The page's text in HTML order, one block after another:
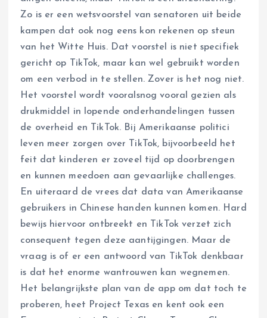
Zo is er een wetsvoorstel van senatoren uit beide
kampen dat ook nog eens kon rekenen op steun
van het Witte Huis. Dat voorstel is niet specifiek
gericht op TikTok, maar kan wel gebruikt worden
om een verbod in te stellen. Zover is het nog niet.
Het voorstel wordt vooralsnog vooral gezien als
drukmiddel in lopende onderhandelingen tussen
de overheid en TikTok. Bij Amerikaanse politici
leven meer zorgen over TikTok, bijvoorbeeld het
feit dat kinderen er zoveel tijd op doorbrengen
en kunnen meedoen aan gevaarlijke challenges.
En uiteraard de vrees dat data van Amerikaanse
gebruikers in Chinese handen kunnen komen. Hard
bewijs hiervoor ontbreekt en TikTok verzet zich
consequent tegen deze aantijgingen. Maar de
vraag is of er een antwoord van TikTok denkbaar
is dat het enorme wantrouwen kan wegnemen.
Het belangrijkste plan van de app om dat toch te
proberen, heet Project Texas en kent ook een